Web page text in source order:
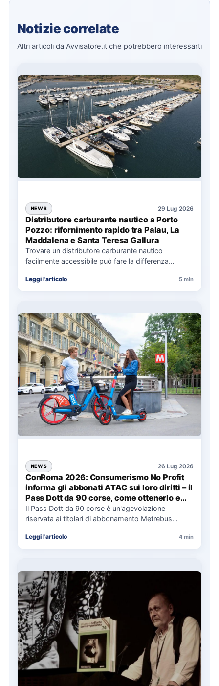
Notizie correlate
Altri articoli da Avvisatore.it che potrebbero interessarti
NEWS 29 Lug 2026
Distributore carburante nautico a Porto
Pozzo: rifornimento rapido tra Palau, La
Maddalena e Santa Teresa Gallura
Trovare un distributore carburante nautico
facilmente accessibile può fare la differenza
soprattutto…
Leggi l'articolo 5 min
NEWS 26 Lug 2026
ConRoma 2026: Consumerismo No Profit
informa gli abbonati ATAC sui loro diritti – il
Pass Dott da 90 corse, come ottenerlo e
cosa spetta in caso di disservizi
Il Pass Dott da 90 corse è un'agevolazione
riservata ai titolari di abbonamento Metrebus
Leggi l'articolo 4 min